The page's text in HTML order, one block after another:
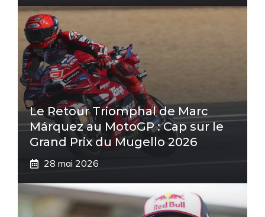
Le Retour Triomphal de Marc
Márquez au MotoGP : Cap sur le
Grand Prix du Mugello 2026
28 mai 2026